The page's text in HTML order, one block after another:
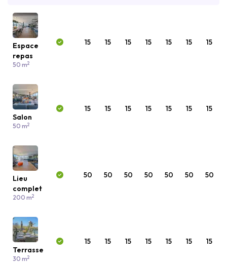
Espace
repas
50 m2
15 15 15 15 15 15 15
Salon
50 m2
15 15 15 15 15 15 15
Lieu
complet
200 m2
50 50 50 50 50 50 50
Terrasse
30 m2
15 15 15 15 15 15 15